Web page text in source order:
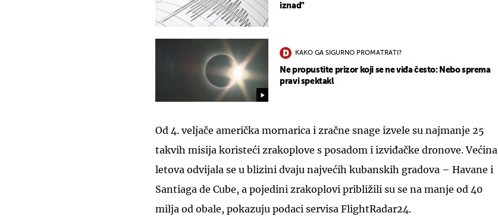
iznad"
KAKO GA SIGURNO PROMATRATI?
Ne propustite prizor koji se ne viđa često: Nebo sprema
pravi spektakl
Od 4. veljače američka mornarica i zračne snage izvele su najmanje 25
takvih misija koristeći zrakoplove s posadom i izviđačke dronove. Većina
letova odvijala se u blizini dvaju najvećih kubanskih gradova – Havane i
Santiaga de Cube, a pojedini zrakoplovi približili su se na manje od 40
milja od obale, pokazuju podaci servisa FlightRadar24.